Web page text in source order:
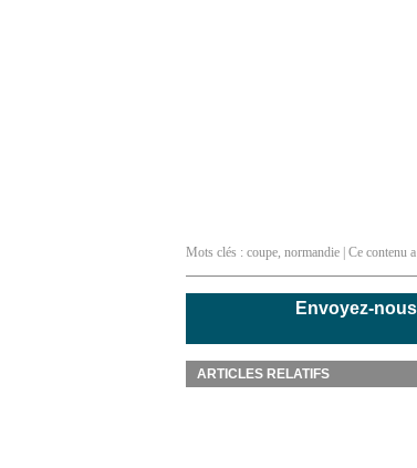
Mots clés : coupe, normandie | Ce contenu
Envoyez-
ARTICLES RELATIFS